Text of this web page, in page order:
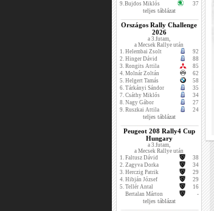
9.Bujdos Miklós 37
teljes táblázat
Országos Rally Challenge
2026
a 3.futam,
a Mecsek Rallye után
1. Helembai Zsolt
92
2. Hinger Dávid
88
3. Rongits Attila
85
4. Molnár Zoltán
62
5. Helgert Tamás
58
6. Tárkányi Sándor
35
7. Csáthy Miklós
34
8. Nagy Gábor
27
9. Ruszkai Attila 24
teljes táblázat
Peugeot 208 Rally4 Cup
Hungary
a 3.futam,
a Mecsek Rallye után
1. Faltusz Dávid
38
2. Zagyva Dorka
34
3. Herczig Patrik
29
4. Hibján József
29
5. Tellér Antal
16
Bertalan Márton
-
teljes táblázat